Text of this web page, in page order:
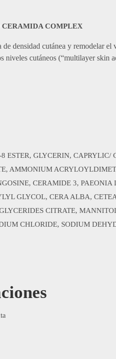
COMPLEX
de densidad cutánea y remodelar
niveles cutáneos (“multilayer skin
ESTER, GLYCERIN,
AMMONIUM
CERAMIDE 3,
GLYCOL, CERA ALBA,
CITRA­TE,
CHLORIDE, SODIUM